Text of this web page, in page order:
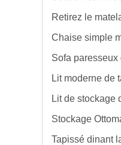
Retirez le
Chaise simple
Sofa paresseux
Lit moderne de
Lit de stockage
Stockage
Tapissé dinant